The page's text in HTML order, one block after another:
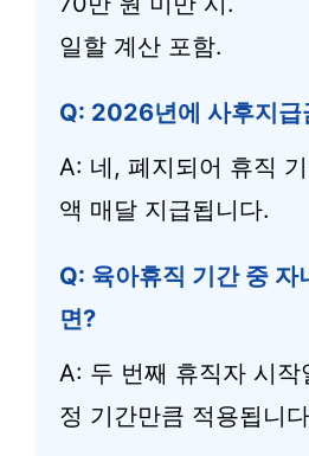
일할 계산 포함.
Q: 2026년에 사후지급
A: 네, 폐지되어 휴직
액 매달 지급됩니다.
Q: 육아휴직 기간 중 자
면?
A: 두 번째 휴직자 시작
정 기간만큼 적용됩니